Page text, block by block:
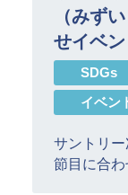
（みず
せイベ
SDGs
イベン
サントリー
節目に合